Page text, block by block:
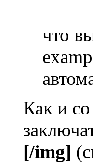
что
Как и
[/img]